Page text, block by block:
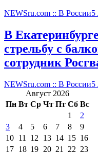
NEWSru.com :: В России5
В
стрельбу с
сотрудник
NEWSru.com :: В России5
Август 2026
Пн Вт Ср Чт Пт Сб Вс
1
2
3
4 5 6 7 8
9
10 11 12 13 14 15 16
17 18 19 20 21 22 23